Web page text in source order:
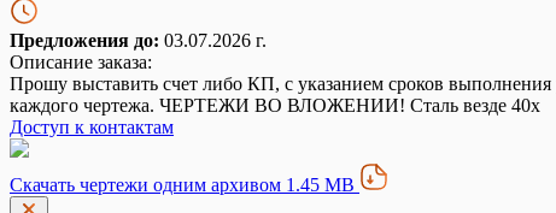
Предложения до: 03.07.2026 г.
Описание заказа:
Прошу выставить счет либо КП, с указанием сроков
каждого чертежа. ЧЕРТЕЖИ ВО ВЛОЖЕНИИ! Сталь везде 40х
Доступ к контактам
Скачать чертежи одним архивом 1.45 MB